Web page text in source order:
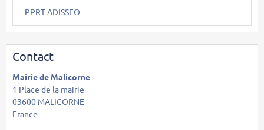
PPRT ADISSEO
Contact
Mairie de Malicorne
1 Place de la mairie
03600 MALICORNE
France